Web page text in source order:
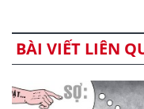
BÀI VIẾT LIÊN